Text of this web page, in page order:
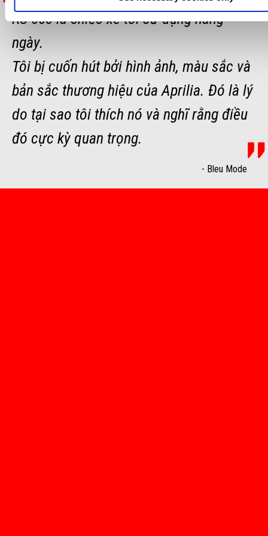
RS 660 là chiếc xe tôi sử dụng hàng
ngày.
Tôi bị cuốn hút bởi hình ảnh, màu sắc và
bản sắc thương hiệu của Aprilia. Đó là lý
do tại sao tôi thích nó và nghĩ rằng điều
đó cực kỳ quan trọng.
- Bleu Mode